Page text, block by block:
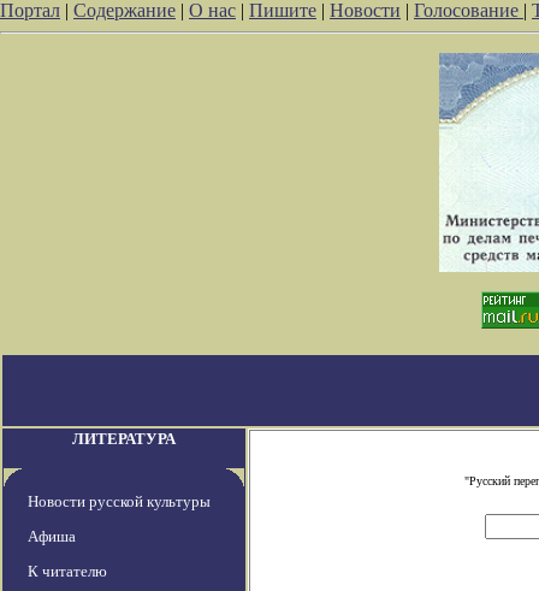
Портал | Содержание | О нас | Пишите | Новости | Голосование |
ЛИТЕРАТУРА
Новости русской культуры
Афиша
К читателю
"Русский